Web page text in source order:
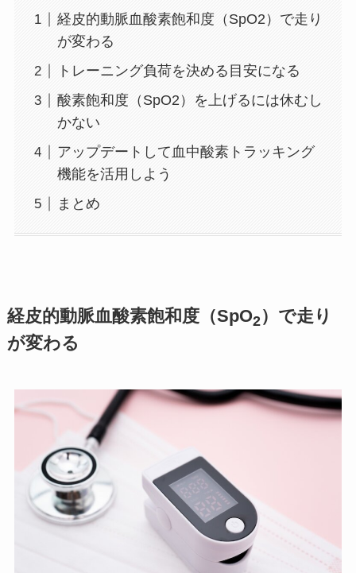
経皮的動脈血酸素飽和度（SpO2）で走り
が変わる
トレーニング負荷を決める目安になる
酸素飽和度（SpO2）を上げるには休むし
かない
アップデートして血中酸素トラッキング
機能を活用しよう
まとめ
経皮的動脈血酸素飽和度（SpO2）で走り
が変わる